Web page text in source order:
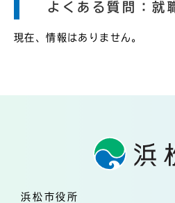
よくある質問：就
現在、情報はありません。
浜松市役所